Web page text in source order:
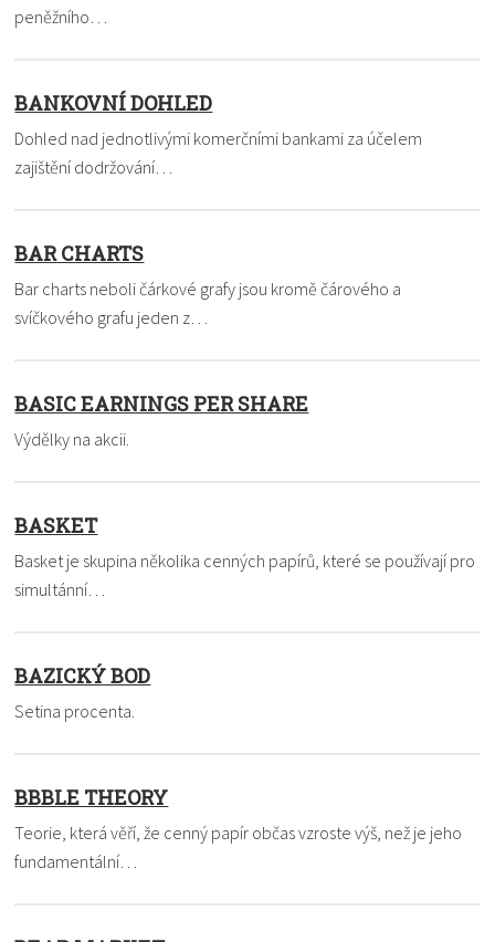
peněžního…
BANKOVNÍ DOHLED
Dohled nad jednotlivými komerčními bankami za účelem
zajištění dodržování…
BAR CHARTS
Bar charts neboli čárkové grafy jsou kromě čárového a
svíčkového grafu jeden z…
BASIC EARNINGS PER SHARE
Výdělky na akcii.
BASKET
Basket je skupina několika cenných papírů, které se používají pro
simultánní…
BAZICKÝ BOD
Setina procenta.
BBBLE THEORY
Teorie, která věří, že cenný papír občas vzroste výš, než je jeho
fundamentální…